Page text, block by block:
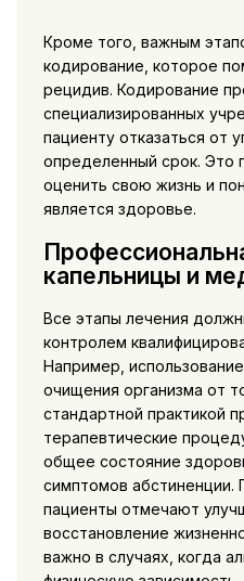
Кроме того, важным
кодирование, которое
рецидив. Кодирование
специализированных
пациенту отказаться от
определенный срок. Это
оценить свою жизнь и
является здоровье.
капельницы и
Все этапы лечения
контролем
Например, использование
очищения организма от
стандартной практикой
терапевтические
общее состояние
симптомов абстиненции.
пациенты отмечают
восстановление
важно в случаях, когда